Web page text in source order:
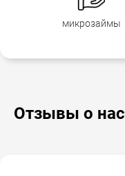
микрозаймы
Отзывы о нас